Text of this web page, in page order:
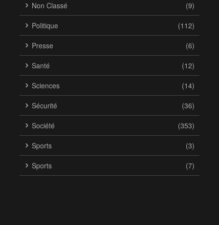
Non Classé (9)
Politique (112)
Presse (6)
Santé (12)
Sciences (14)
Sécurité (36)
Société (353)
Sports (3)
Sports (7)